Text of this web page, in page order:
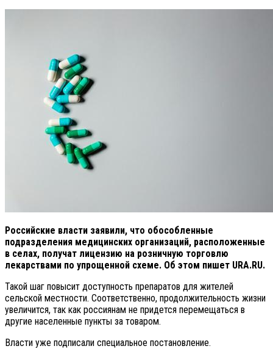
Российские власти заявили, что обособленные
подразделения медицинских организаций, расположенные
в селах, получат лицензию на розничную торговлю
лекарствами по упрощенной схеме. Об этом пишет URA.RU.
Такой шаг повысит доступность препаратов для жителей
сельской местности. Соответственно, продолжительность жизни
увеличится, так как россиянам не придется перемещаться в
другие населенные пункты за товаром.
Власти уже подписали специальное постановление.